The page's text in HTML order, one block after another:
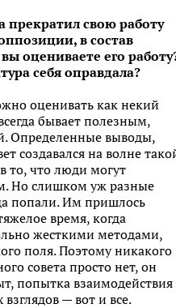
прекратил свою работу
в состав
оцениваете его
себя оправдала?
оценивать как некий
бывает полезным,
Определенные выводы,
создавался на волне
то, что люди могут
Но слишком уж разные
попали. Им пришлось
время, когда
жесткими методами,
поля. Поэтому никакого
совета просто нет, он
попытка взаимодействия
— вот и все.